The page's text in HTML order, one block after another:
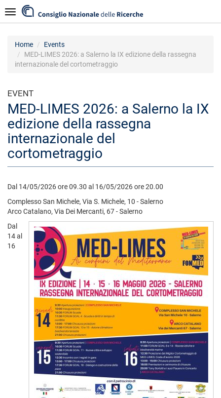
to
main
Navigazione
Home
Events
MED-LIMES 2026: a Salerno la IX edizione della rassegna
internazionale del cortometraggio
EVENT
MED-LIMES 2026: a Salerno la IX
edizione della rassegna
internazionale del
cortometraggio
Dal 14/05/2026 ore 09.30 al 16/05/2026 ore 20.00
Complesso San Michele, Via S. Michele, 10 - Salerno
Arco Catalano, Via Dei Mercanti, 67 - Salerno
Dal
14 al
16